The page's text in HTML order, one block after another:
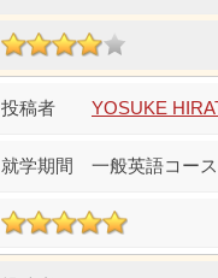
YOSUKE
一般英語コー